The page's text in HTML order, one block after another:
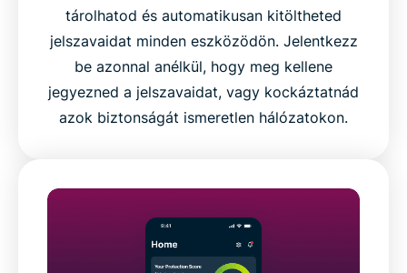
tárolhatod és automatikusan kitöltheted
jelszavaidat minden eszközödön. Jelentkezz
be azonnal anélkül, hogy meg kellene
jegyezned a jelszavaidat, vagy kockáztatnád
azok biztonságát ismeretlen hálózatokon.